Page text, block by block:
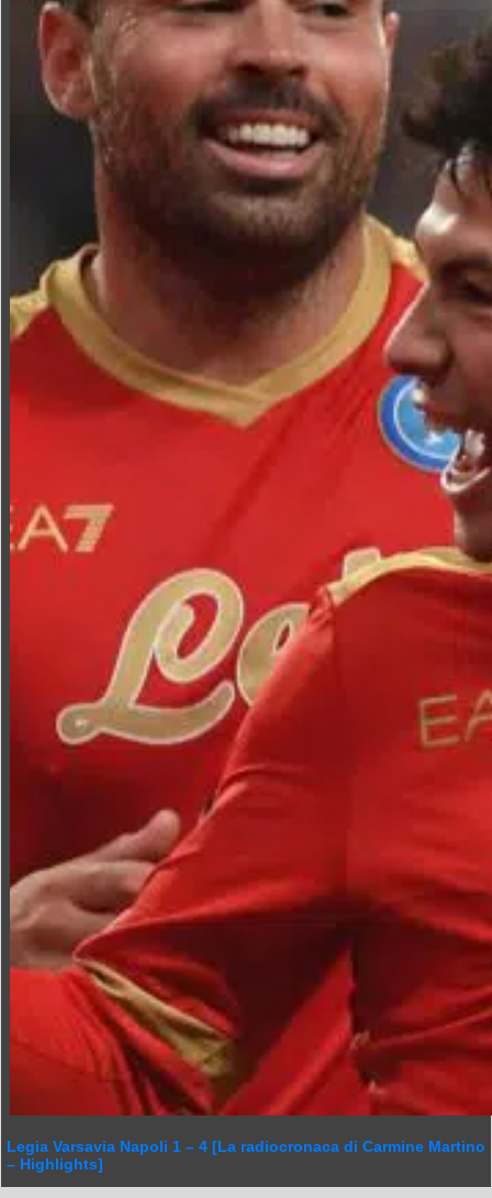
Legia Varsavia Napoli 1 – 4 [La radiocronaca di Carmine Martino
– Highlights]